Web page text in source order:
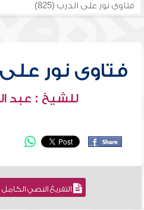
فتاوى نور على الدرب (825)
فتاوى نور على
للشيخ : عبد
التفريغ النصي الكامل